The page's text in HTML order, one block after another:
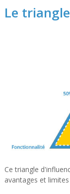
Le
Ce triangle
avantages et